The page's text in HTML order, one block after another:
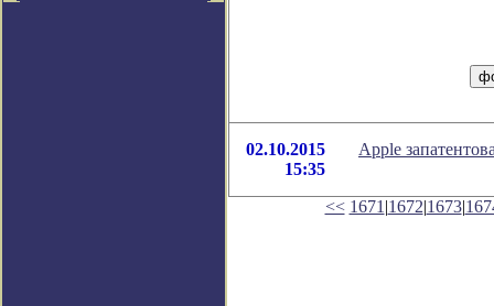
02.10.2015
15:35
Apple
<< 1671 |1672|1673|